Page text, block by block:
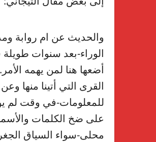
والحديث عن ام روابة
الوراء-بعد سنوات
أضعها هنا لمن يهمه
القرى التي أتينا منها
للمعلومات-في وقت لم
على ضخ الكلمات
محلى-سواء السياق